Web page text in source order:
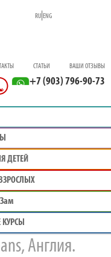
RU ENG
ВАШИ ОТЗЫВЫ
СТАТЬИ
+7 (903) 796-90-73
ДЕТЕЙ
Англия.